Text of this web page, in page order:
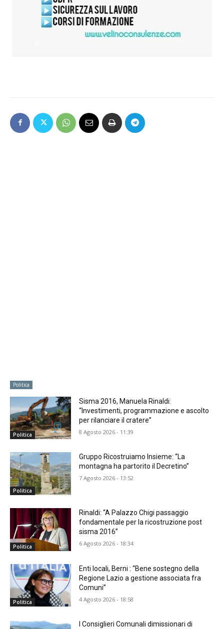
Politica
Politica
Sisma 2016, Manuela Rinaldi:
“Investimenti, programmazione e ascolto
per rilanciare il cratere”
8 Agosto 2026 - 11:39
Politica
Gruppo Ricostruiamo Insieme: “La
montagna ha partorito il Decretino”
7 Agosto 2026 - 13:52
Politica
Rinaldi: “A Palazzo Chigi passaggio
fondamentale per la ricostruzione post
sisma 2016”
6 Agosto 2026 - 18:34
Politica
Enti locali, Berni : “Bene sostegno della
Regione Lazio a gestione associata fra
Comuni”
4 Agosto 2026 - 18:58
I Consiglieri Comunali dimissionari di